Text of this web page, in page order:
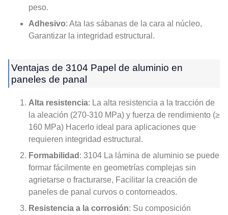
peso.
Adhesivo: Ata las sábanas de la cara al núcleo,
Garantizar la integridad estructural.
Ventajas de 3104 Papel de aluminio en
paneles de panal
Alta resistencia: La alta resistencia a la tracción de
la aleación (270-310 MPa) y fuerza de rendimiento (≥
160 MPa) Hacerlo ideal para aplicaciones que
requieren integridad estructural.
Formabilidad : 3104 La lámina de aluminio se puede
formar fácilmente en geometrías complejas sin
agrietarse o fracturarse, Facilitar la creación de
paneles de panal curvos o contorneados.
Resistencia a la corrosión: Su composición